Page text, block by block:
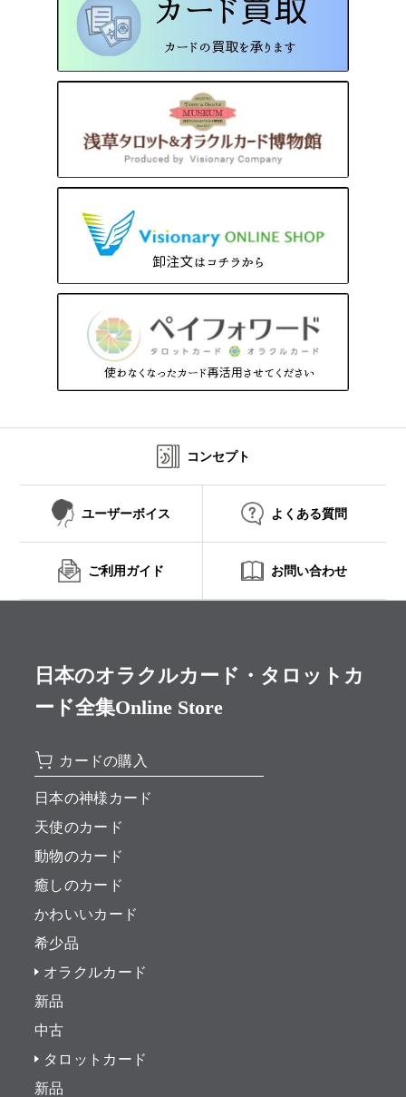
コンセプト
ユーザーボイス よくある質問
ご利用ガイド お問い合わせ
日本のオラクルカード・タロットカ
ード全集Online Store
カードの購入
日本の神様カード
天使のカード
動物のカード
癒しのカード
かわいいカード
希少品
オラクルカード
新品
中古
タロットカード
新品